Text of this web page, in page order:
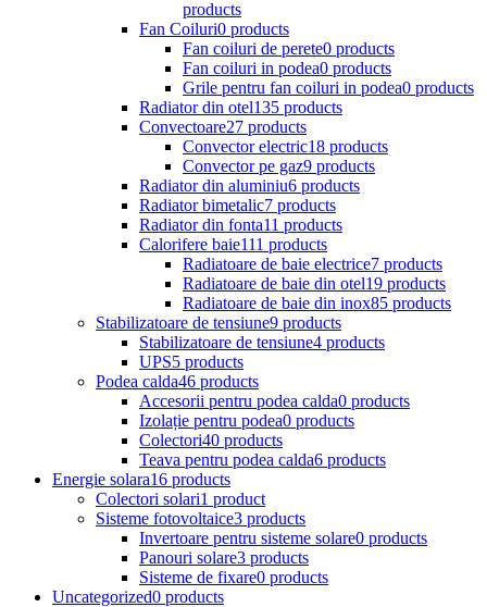
products
Fan Coiluri0 products
Fan coiluri de perete0 products
Fan coiluri in podea0 products
Grile pentru fan coiluri in podea0 products
Radiator din otel135 products
Convectoare27 products
Convector electric18 products
Convector pe gaz9 products
Radiator din aluminiu6 products
Radiator bimetalic7 products
Radiator din fonta11 products
Calorifere baie111 products
Radiatoare de baie electrice7 products
Radiatoare de baie din otel19 products
Radiatoare de baie din inox85 products
Stabilizatoare de tensiune9 products
Stabilizatoare de tensiune4 products
UPS5 products
Podea calda46 products
Accesorii pentru podea calda0 products
Izolație pentru podea0 products
Colectori40 products
Teava pentru podea calda6 products
Energie solara16 products
Colectori solari1 product
Sisteme fotovoltaice3 products
Invertoare pentru sisteme solare0 products
Panouri solare3 products
Sisteme de fixare0 products
Uncategorized0 products